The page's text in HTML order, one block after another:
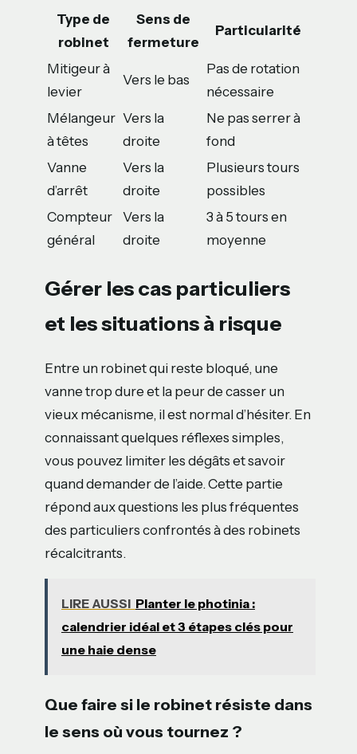
Type de
robinet
Sens de
fermeture
Particularité
Mitigeur à
levier
Vers le bas
Pas de rotation
nécessaire
Mélangeur
à têtes
Vers la
droite
Ne pas serrer à
fond
Vanne
d’arrêt
Vers la
droite
Plusieurs tours
possibles
Compteur
général
Vers la
droite
3 à 5 tours en
moyenne
Gérer les cas particuliers
et les situations à risque
Entre un robinet qui reste bloqué, une
vanne trop dure et la peur de casser un
vieux mécanisme, il est normal d’hésiter. En
connaissant quelques réflexes simples,
vous pouvez limiter les dégâts et savoir
quand demander de l’aide. Cette partie
répond aux questions les plus fréquentes
des particuliers confrontés à des robinets
récalcitrants.
LIRE AUSSI Planter le photinia :
calendrier idéal et 3 étapes clés pour
une haie dense
Que faire si le robinet résiste dans
le sens où vous tournez ?